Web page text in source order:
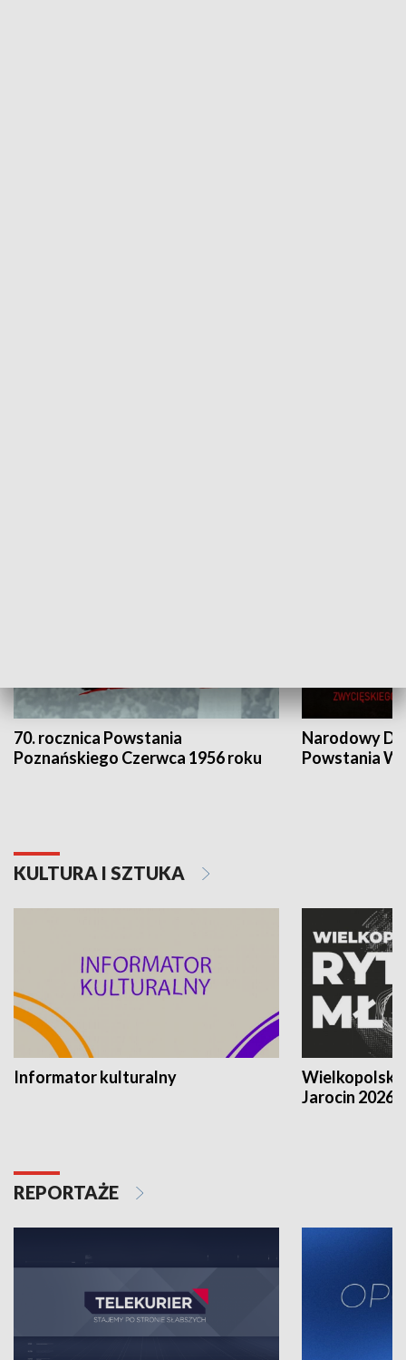
70. rocznica Powstania
Poznańskiego Czerwca 1956 roku
Narodowy
Powstania
KULTURA I SZTUKA
Informator kulturalny
Jarocin 2026
REPORTAŻE